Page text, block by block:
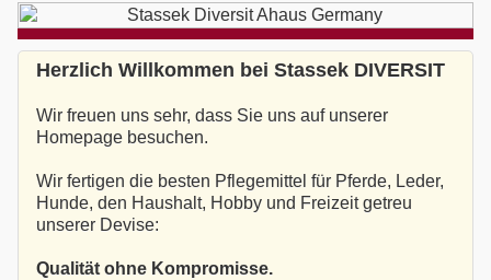
Herzlich Willkommen bei Stassek DIVERSIT
Wir freuen uns sehr, dass Sie uns auf unserer
Homepage besuchen.
Wir fertigen die besten Pflegemittel für Pferde, Leder,
Hunde, den Haushalt, Hobby und Freizeit getreu
unserer Devise:
Qualität ohne Kompromisse.